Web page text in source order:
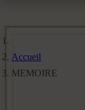
Accueil
MEMOIRE